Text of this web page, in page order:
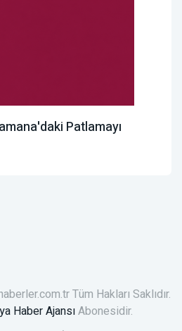
Patlamayı
Tüm Hakları Saklıdır.
Haber AjansıAbonesidir.